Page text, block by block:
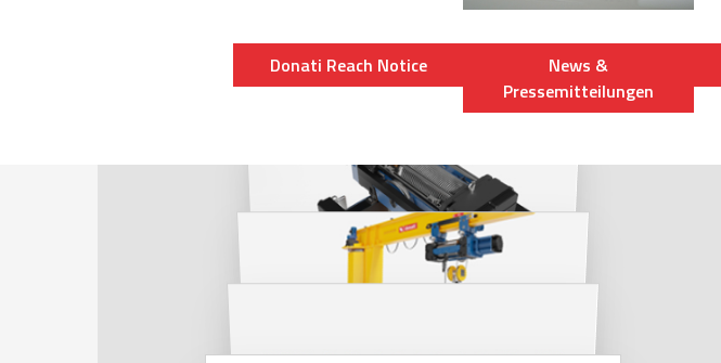
Donati Reach Notice
News &
Pressemitteilungen